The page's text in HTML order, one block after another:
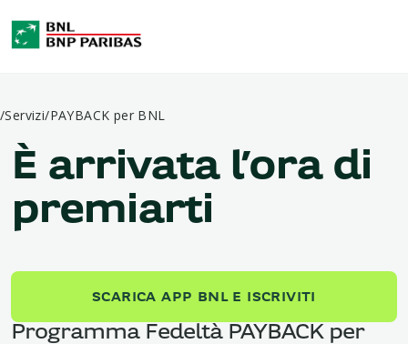
/Servizi/PAYBACK per BNL
È arrivata l’ora di
premiarti
SCARICA APP BNL E ISCRIVITI
Programma Fedeltà PAYBACK per